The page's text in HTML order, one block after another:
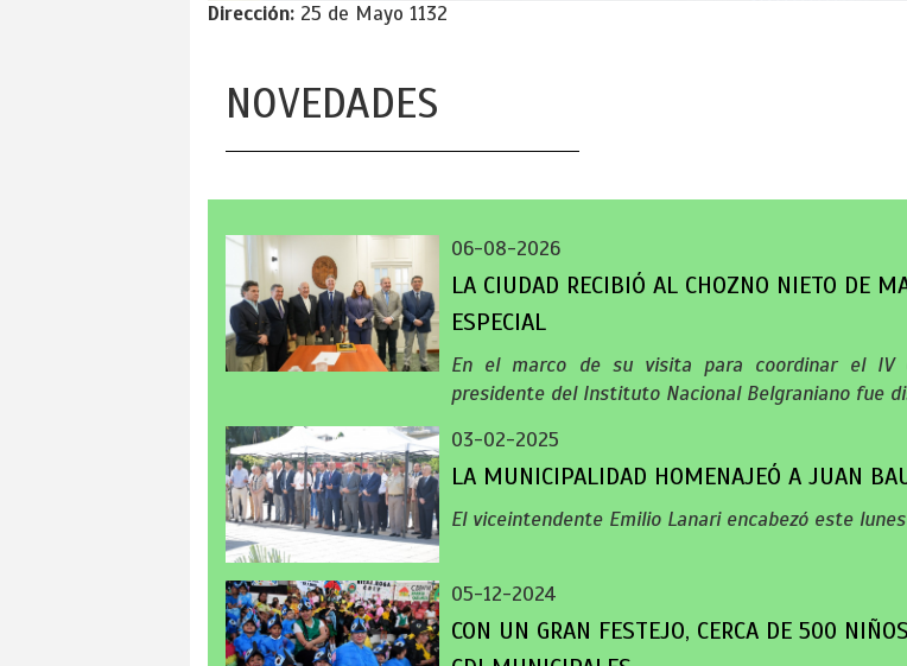
Dirección: 25 de Mayo 1132
NOVEDADES
06-08-2026
LA CIUDAD RECIBIÓ AL CHOZNO NIETO DE
ESPECIAL
En el marco de su visita para coordinar el IV
presidente del Instituto Nacional Belgraniano fue
03-02-2025
LA MUNICIPALIDAD HOMENAJEÓ A JUAN
El viceintendente Emilio Lanari encabezó este
05-12-2024
CON UN GRAN FESTEJO, CERCA DE 500